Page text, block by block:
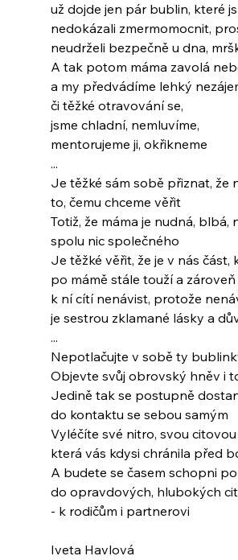
už dojde jen pár bublin, které
nedokázali zmermomocnit,
neudrželi bezpečně u dna,
A tak potom máma zavolá
a my předvádíme lehký
či těžké otravování se,
jsme chladní, nemluvíme,
mentorujeme ji, okřikneme
...
Je těžké sám sobě přiznat, že
to, čemu chceme věřit
Totiž, že máma je nudná, blbá,
spolu nic společného
Je těžké věřit, že je v nás část,
po mámě stále touží a zároveň
k ní cítí nenávist, protože
je sestrou zklamané lásky a
...
Nepotlačujte v sobě ty
Objevte svůj obrovský hněv i
Jedině tak se postupně
do kontaktu se sebou samým
Vyléčíte své nitro, svou
která vás kdysi chránila před
A budete se časem schopni
do opravdových, hlubokých
- k rodičům i partnerovi
Iveta Havlová